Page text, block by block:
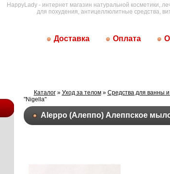
HappyLady - интернет магазин натуральной косметики,
для похудения, антицеллюлитные средства,
Доставка Оплата
Каталог» Уход за телом» Средства для ванны
"Nigella"
Aleppo (Алеппо) Алеппское